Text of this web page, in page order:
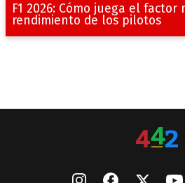
F1 2026: Cómo juega el
rendimiento de los pilotos